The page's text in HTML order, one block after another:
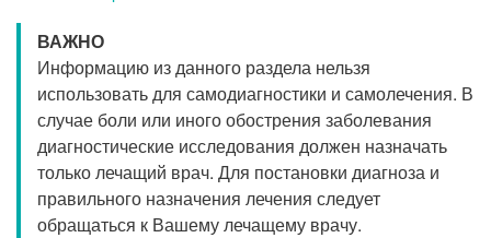
ВАЖНО
Информацию из данного раздела нельзя
использовать для самодиагностики и самолечения. В
случае боли или иного обострения заболевания
диагностические исследования должен назначать
только лечащий врач. Для постановки диагноза и
правильного назначения лечения следует
обращаться к Вашему лечащему врачу.